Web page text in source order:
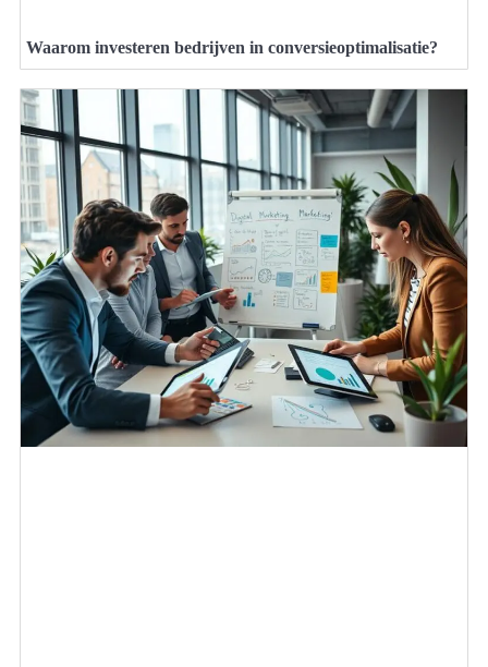
Waarom investeren bedrijven in conversieoptimalisatie?